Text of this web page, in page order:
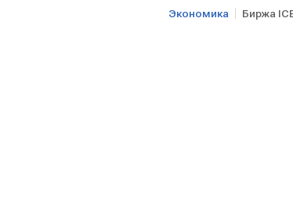
Экономика Биржа